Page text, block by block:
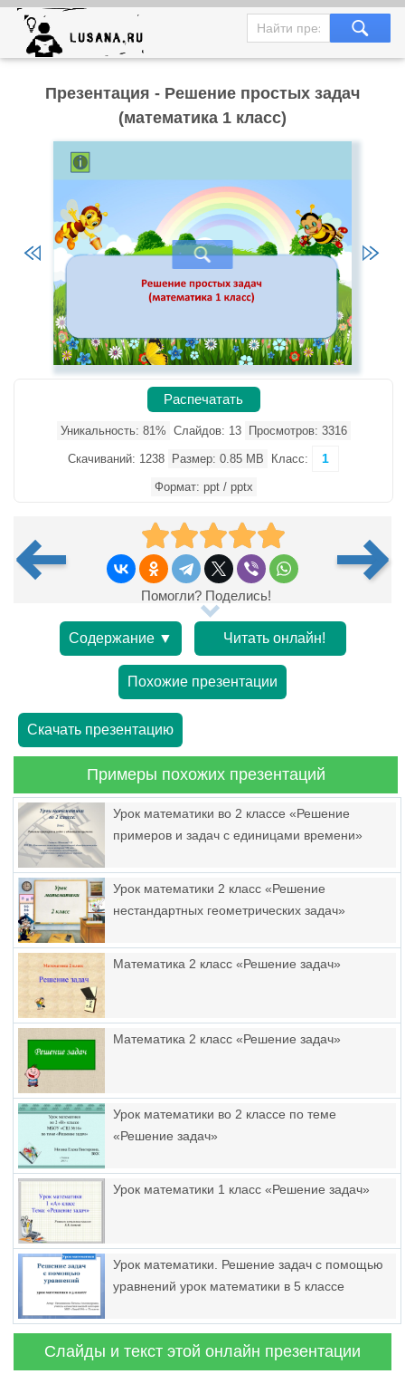
Презентация - Решение простых задач
(математика 1 класс)
Распечатать
Уникальность: 81% Слайдов: 13 Просмотров: 3316
Скачиваний: 1238 Размер: 0.85 MB Класс: 1
Формат: ppt / pptx
Помогли? Поделись!
Содержание ▼ Читать онлайн!
Похожие презентации
Скачать презентацию
Примеры похожих презентаций
Урок математики во 2 классе «Решение
примеров и задач с единицами времени»
Урок математики 2 класс «Решение
нестандартных геометрических задач»
Математика 2 класс «Решение задач»
Математика 2 класс «Решение задач»
Урок математики во 2 классе по теме
«Решение задач»
Урок математики 1 класс «Решение задач»
Урок математики. Решение задач с помощью
уравнений урок математики в 5 классе
Слайды и текст этой онлайн презентации